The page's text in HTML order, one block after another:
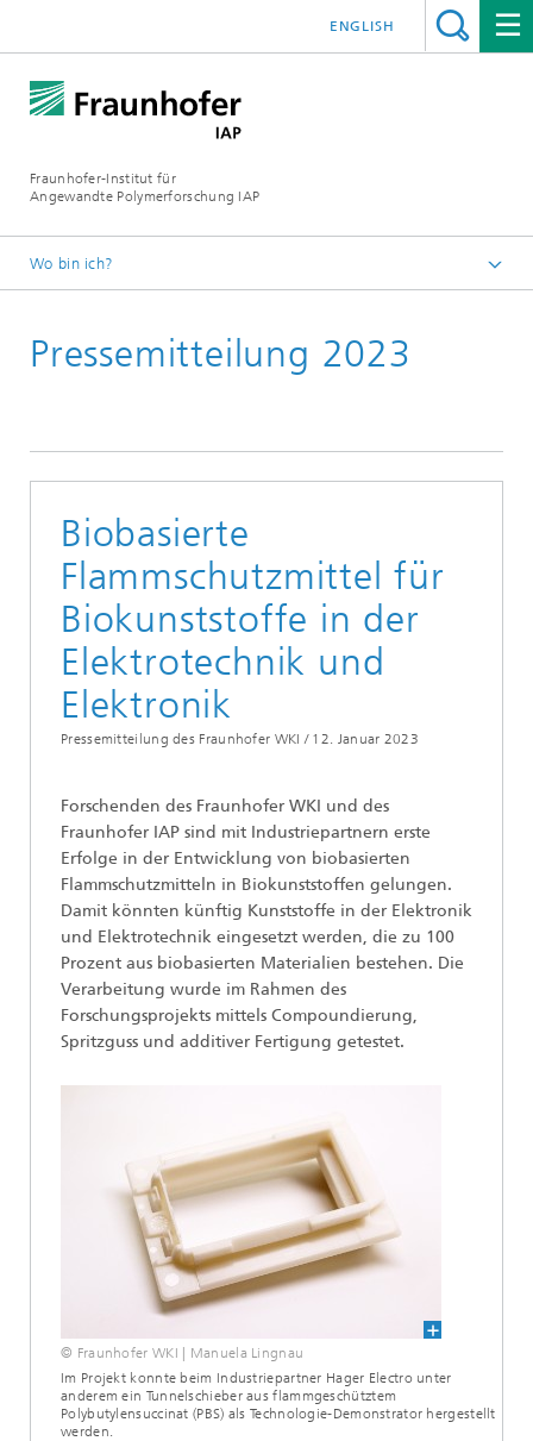
Fraunhofer-Institut für
Angewandte Polymerforschung IAP
ENGLISH
Wo bin ich?
Presse | Medien
Pressemitteilung 2023
Biobasierte
Flammschutzmittel für
Biokunststoffe in der
Elektrotechnik und
Elektronik
Pressemitteilung des Fraunhofer WKI / 12. Januar 2023
Forschenden des Fraunhofer WKI und des
Fraunhofer IAP sind mit Industriepartnern erste
Erfolge in der Entwicklung von biobasierten
Flammschutzmitteln in Biokunststoffen gelungen.
Damit könnten künftig Kunststoffe in der Elektronik
und Elektrotechnik eingesetzt werden, die zu 100
Prozent aus biobasierten Materialien bestehen. Die
Verarbeitung wurde im Rahmen des
Forschungsprojekts mittels Compoundierung,
Spritzguss und additiver Fertigung getestet.
© Fraunhofer WKI | Manuela Lingnau
Im Projekt konnte beim Industriepartner Hager Electro unter
anderem ein Tunnelschieber aus flammgeschütztem
Polybutylensuccinat (PBS) als Technologie-Demonstrator hergestellt
werden.